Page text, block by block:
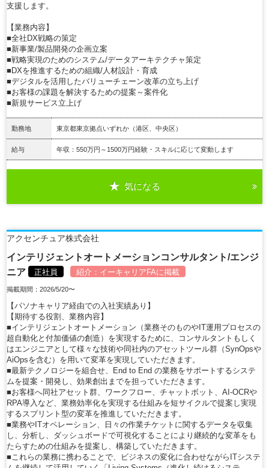
支援します。
【業務内容】
■全社DX戦略の策定
■新事業/製品開発の企画立案
■戦略実現のためのシステム/データアーキテクチャ策定
■DXを推進するための組織/人材設計・育成
■デジタルを活用したバリューチェーン改革の立ち上げ
■お客様の課題を解決するための提案～案件化
■新規サービス立上げ
勤務地 東京都東京拠点いずれか（港区、中央区）
給与 年収：550万円～1500万円経験・スキルに応じて変動します
気になる
アクセンチュア株式会社
インテリジェントオートメーションコンサルタント/エンジ
ニア
正社員 紹介： イーキャリアFAに掲載
掲載期間：2026/5/20〜
【パソナキャリア経由での入社実績あり】
【期待する役割、業務内容】
■インテリジェントオートメーション（業務そのものやIT運用プロセスの
超自動化と付加価値の創造）を実現するために、コンサルタントもしく
はエンジニアとして様々な技術や同社内のアセットツール群（SynOpsや
AiOpsを含む）を用いて変革を実現していただきます。
■最新テクノロジーを組合せ、End to End の業務をサポートするシステ
ムを提案・開発し、効果創出までを担っていただきます。
■お客様へ同社アセット群、ワークフロー、チャットボット、AI-OCRや
RPA導入など、業務効率化を実現する仕組みを短サイクルで提案し実現
するスプリント型の変革を推進していただきます。
■業務やITオペレーション、日々の作業チケットに関するデータを収集
し、分析し、ダッシュボードで可視化することにより継続的な変革をも
たらすための仕組みを提案し、構築していただきます。
■これらの業務に携わることで、ビジネスの変化に合わせながらITシステ